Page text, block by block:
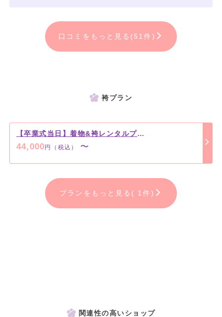
口コミをもっと見る(51件)
袴プラン
【卒業式当日】着物&袴レンタルプラン
44,000円（税込） 〜
プランをもっと見る( 1件)
関連性の高いショップ